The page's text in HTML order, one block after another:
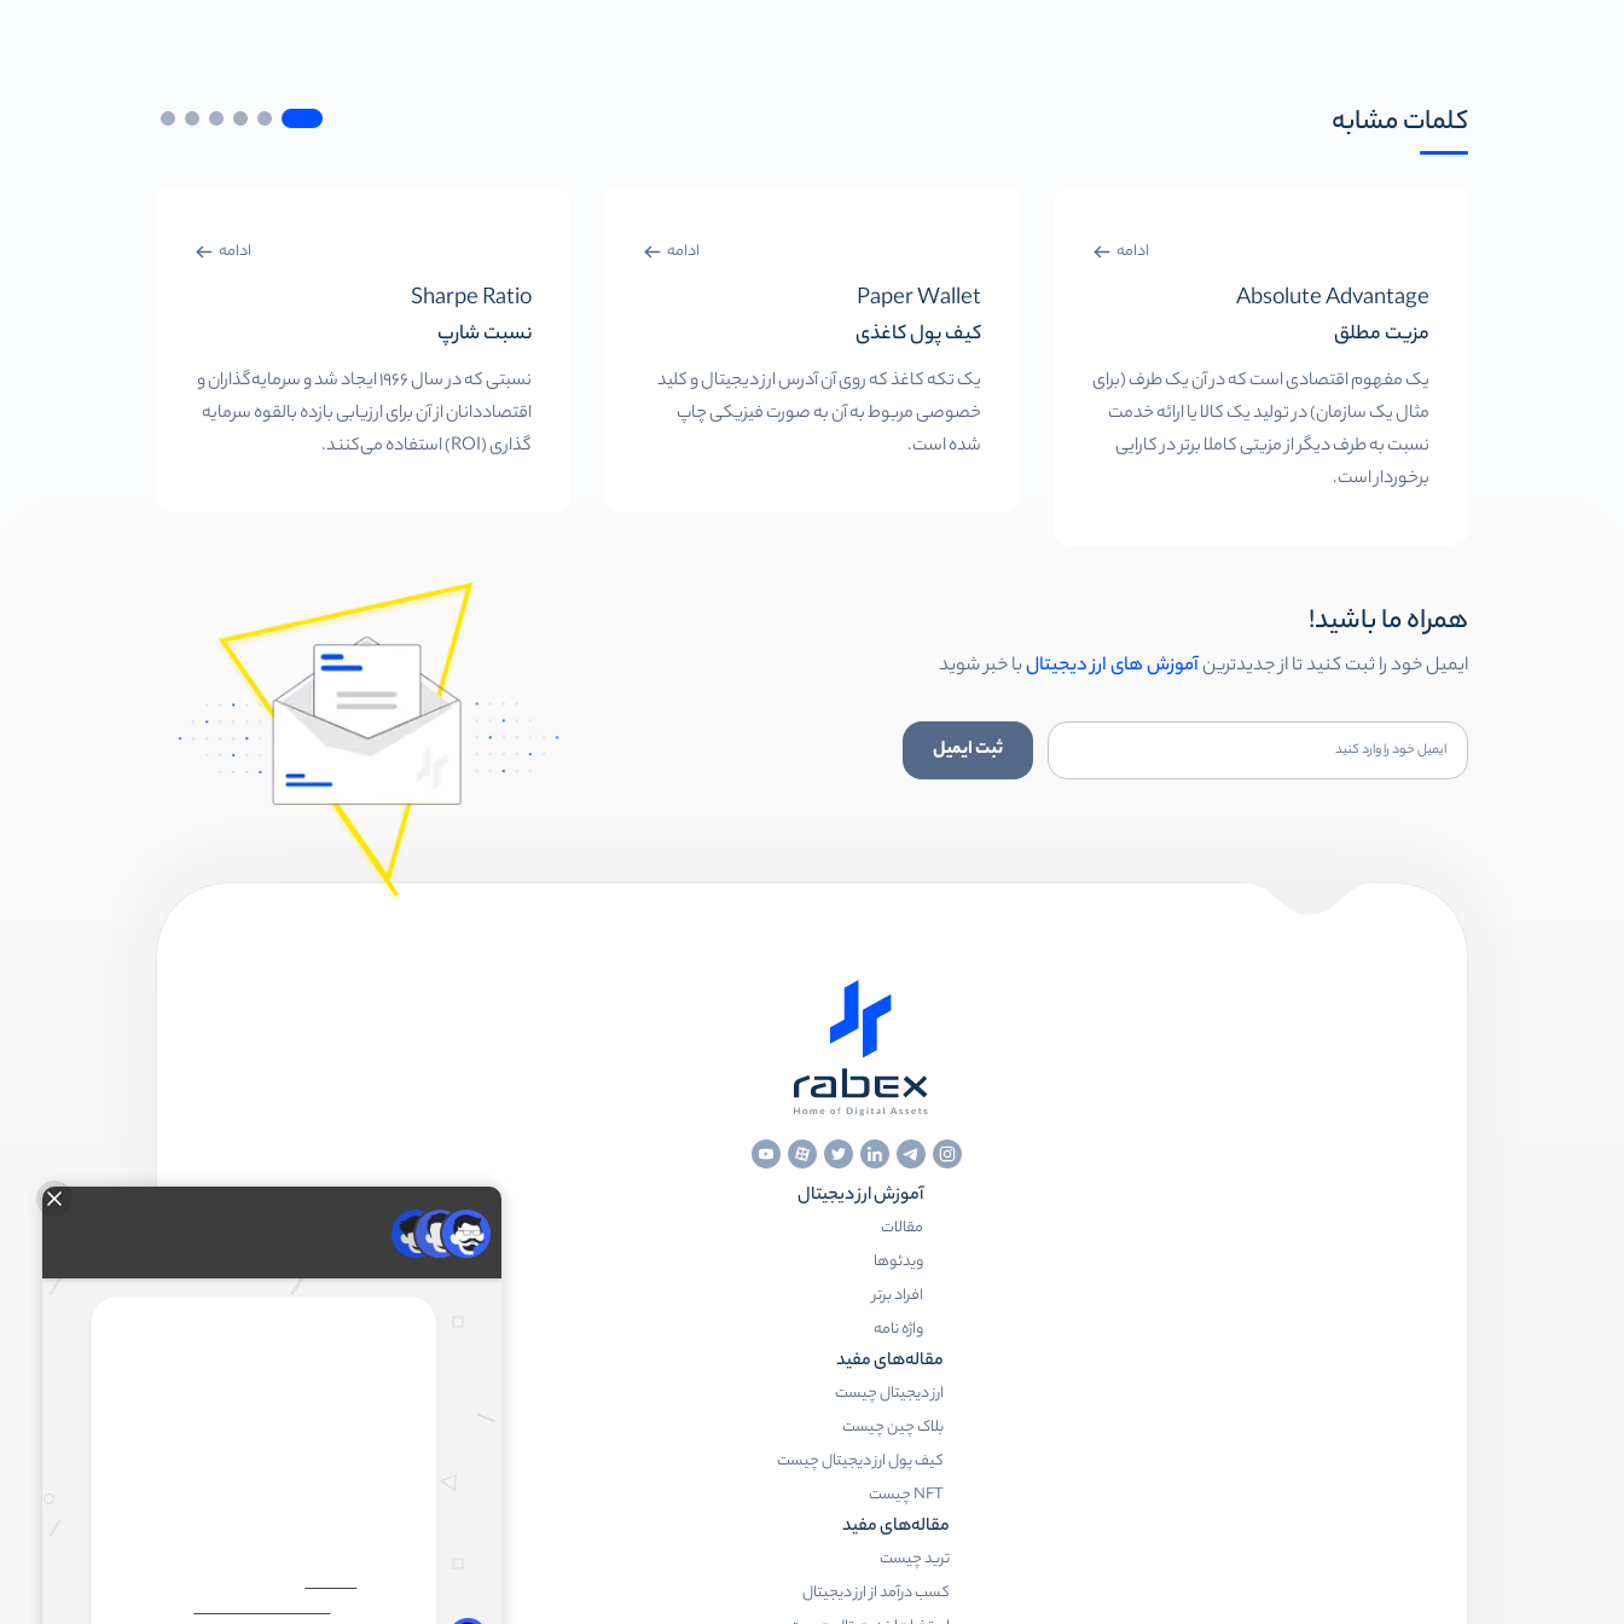
کلمات مشابه
ادامه
Absolute Advantage
مزیت مطلق
یک مفهوم اقتصادی است که در آن یک طرف (برای
مثال یک سازمان) در تولید یک کالا یا ارائه خدمت
نسبت به طرف دیگر از مزیتی کاملا برتر در کارایی
برخوردار است.
ادامه
Paper Wallet
کیف پول کاغذی
یک تکه کاغذ که روی آن آدرس ارز دیجیتال و کلید
خصوصی مربوط به آن به صورت فیزیکی چاپ
شده است.
ادامه
Sharpe Ratio
نسبت شارپ
نسبتی که در سال 1966 ایجاد شد و سرمایه‌گذاران و
اقتصاددانان از آن برای ارزیابی بازده بالقوه سرمایه
گذاری (ROI) استفاده می‌کنند.
همراه ما باشید!
ایمیل خود را ثبت کنید تا از جدیدترینآموزش های ارز دیجیتالبا خبر شوید
ثبت ایمیل
آموزش ارز دیجیتال
مقالات
ویدئوها
افراد برتر
واژه نامه
مقاله‌های مفید
ارز دیجیتال چیست
بلاک چین چیست
کیف پول ارز دیجیتال چیست
NFT چیست
مقاله‌های مفید
ترید چیست
کسب درآمد از ارز دیجیتال